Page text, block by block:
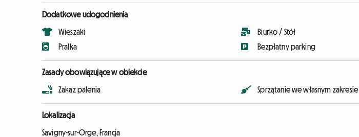
Dodatkowe udogodnienia
Wieszaki
Pralka
Biurko / Stół
Bezpłatny parking
Zasady obowiązujące w obiekcie
Zakaz palenia Sprzątanie we własnym zakresie
Lokalizacja
Savigny-sur-Orge, Francja